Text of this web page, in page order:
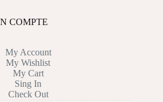
COMPTE
My Account
My Wishlist
My Cart
Sing In
Check Out